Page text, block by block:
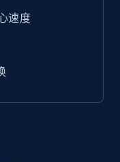
速度